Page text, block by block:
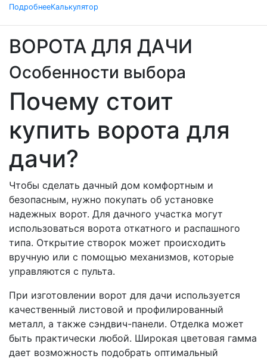
ПодробнееКалькулятор
ВОРОТА ДЛЯ ДАЧИ
Особенности выбора
Почему стоит
купить ворота для
дачи?
Чтобы сделать дачный дом комфортным и
безопасным, нужно покупать об установке
надежных ворот. Для дачного участка могут
использоваться ворота откатного и распашного
типа. Открытие створок может происходить
вручную или с помощью механизмов, которые
управляются с пульта.
При изготовлении ворот для дачи используется
качественный листовой и профилированный
металл, а также сэндвич-панели. Отделка может
быть практически любой. Широкая цветовая гамма
дает возможность подобрать оптимальный